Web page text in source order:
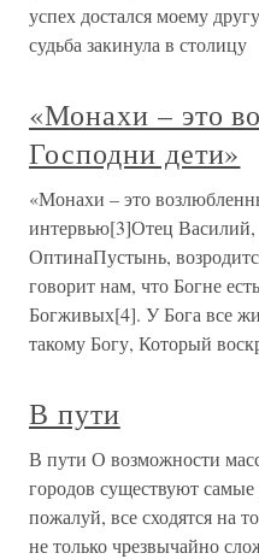
успех достался моему
судьба закинула в столицу
«Монахи – это
Господни дети»
«Монахи – это
интервью[3]Отец Василий,
ОптинаПустынь,
говорит нам, что Богне
Богживых[4]. У Бога все
такому Богу, Который
В пути
В пути О возможности
городов существуют
пожалуй, все сходятся на
не только чрезвычайно